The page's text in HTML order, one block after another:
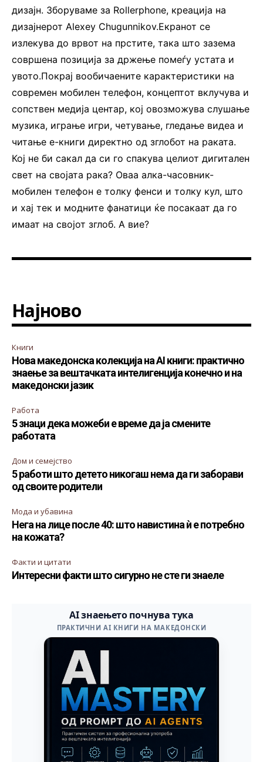
дизајн. Зборуваме за Rollerphone, креација на
дизајнерот Alexey Chugunnikov.Екранот се
излекува до врвот на прстите, така што зазема
совршена позиција за држење помеѓу устата и
увото.Покрај вообичаените карактеристики на
современ мобилен телефон, концептот вклучува и
сопствен медија центар, кој овозможува слушање
музика, играње игри, четување, гледање видеа и
читање е-книги директно од зглобот на раката.
Кој не би сакал да си го спакува целиот дигитален
свет на својата рака? Оваа алка-часовник-
мобилен телефон е толку фенси и толку кул, што
и хај тек и модните фанатици ќе посакаат да го
имаат на својот зглоб. А вие?
Најново
Книги
Нова македонска колекција на AI книги: практично
знаење за вештачката интелигенција конечно и на
македонски јазик
Работа
5 знаци дека можеби е време да ја смените
работата
Дом и семејство
5 работи што детето никогаш нема да ги заборави
од своите родители
Мода и убавина
Нега на лице после 40: што навистина ѝ е потребно
на кожата?
Факти и цитати
Интересни факти што сигурно не сте ги знаеле